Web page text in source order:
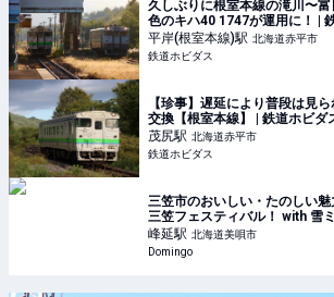
久しぶりに根室本線の滝川〜
色のキハ40 1747が運用に！ |
平岸(根室本線)駅 北海道赤平市
鉄道ホビダス
【珍事】遅延により普段は見
交換【根室本線】 | 鉄道ホビダ
茂尻駅 北海道赤平市
鉄道ホビダス
三笠市のおいしい・たのしい
三笠フェスティバル！ with 雪
｜ Domingo
峰延駅 北海道美唄市
Domingo